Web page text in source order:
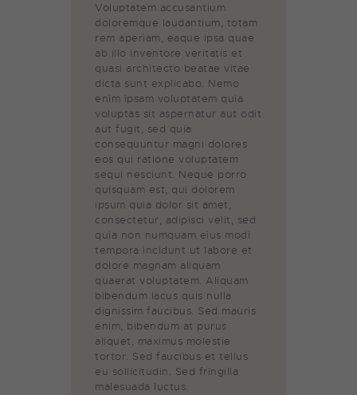
Voluptatem accusantium
doloremque laudantium, totam
rem aperiam, eaque ipsa quae
ab illo inventore veritatis et
quasi architecto beatae vitae
dicta sunt explicabo. Nemo
enim ipsam voluptatem quia
voluptas sit aspernatur aut odit
aut fugit, sed quia
consequuntur magni dolores
eos qui ratione voluptatem
sequi nesciunt. Neque porro
quisquam est, qui dolorem
ipsum quia dolor sit amet,
consectetur, adipisci velit, sed
quia non numquam eius modi
tempora incidunt ut labore et
dolore magnam aliquam
quaerat voluptatem. Aliquam
bibendum lacus quis nulla
dignissim faucibus. Sed mauris
enim, bibendum at purus
aliquet, maximus molestie
tortor. Sed faucibus et tellus
eu sollicitudin. Sed fringilla
malesuada luctus.